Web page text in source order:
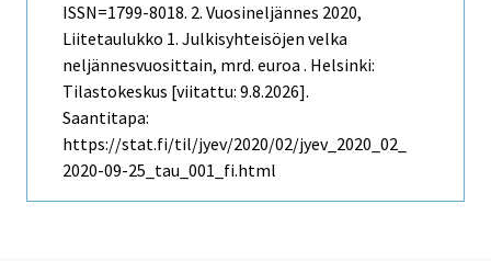
ISSN=1799-8018. 2. Vuosineljännes 2020,
Liitetaulukko 1. Julkisyhteisöjen velka
neljännesvuosittain, mrd. euroa . Helsinki:
Tilastokeskus [viitattu: 9.8.2026].
Saantitapa:
https://stat.fi/til/jyev/2020/02/jyev_2020_02_
2020-09-25_tau_001_fi.html